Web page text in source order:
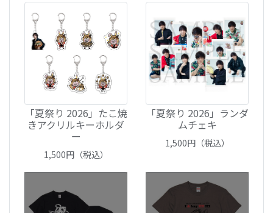
「夏祭り 2026」たこ焼
きアクリルキーホルダ
ー
1,500円（税込）
「夏祭り 2026」ランダ
ムチェキ
1,500円（税込）